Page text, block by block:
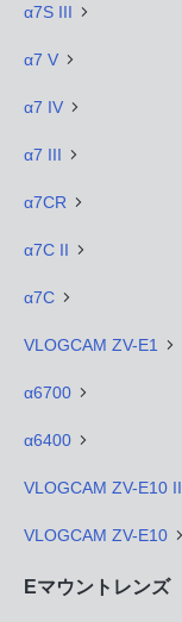
α7S III
α7 V
α7 IV
α7 III
α7CR
α7C II
α7C
VLOGCAM ZV-E1
α6700
α6400
VLOGCAM ZV-E10 II
VLOGCAM ZV-E10
Eマウントレンズ